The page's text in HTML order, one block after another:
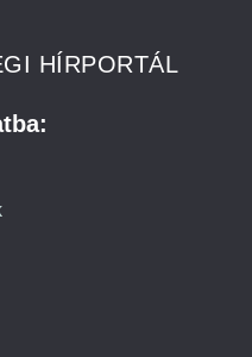
HÍRPORTÁL